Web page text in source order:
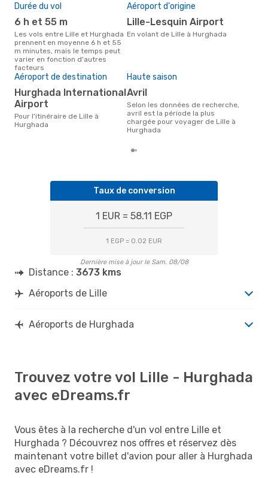
Durée du vol
6 h et 55 m
Les vols entre Lille et Hurghada
prennent en moyenne 6 h et 55
m minutes, mais le temps peut
varier en fonction d'autres
facteurs
Aéroport d'origine
Lille-Lesquin Airport
En volant de Lille à Hurghada
Aéroport de destination
Hurghada International
Airport
Pour l'itinéraire de Lille à
Hurghada
Haute saison
avril
Selon les données de recherche,
avril est la période la plus
chargée pour voyager de Lille à
Hurghada
Taux de conversion
1 EUR = 58.11 EGP
1 EGP = 0.02 EUR
Dernière mise à jour le Sam. 08/08
Distance : 3673 kms
Aéroports de Lille
Aéroports de Hurghada
Trouvez votre vol Lille - Hurghada
avec eDreams.fr
Vous êtes à la recherche d'un vol entre Lille et
Hurghada ? Découvrez nos offres et réservez dès
maintenant votre billet d'avion pour aller à Hurghada
avec eDreams.fr !